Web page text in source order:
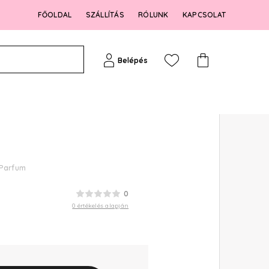
FŐOLDAL SZÁLLÍTÁS RÓLUNK KAPCSOLAT
Belépés
0
0 értékelés alapján